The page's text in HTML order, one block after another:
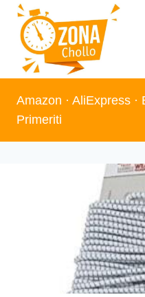
Saltar
contenido
Amazon · AliExpress ·
Primeriti